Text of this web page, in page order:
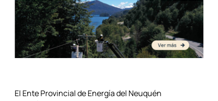
El Ente Provincial de Energía del Neuquén